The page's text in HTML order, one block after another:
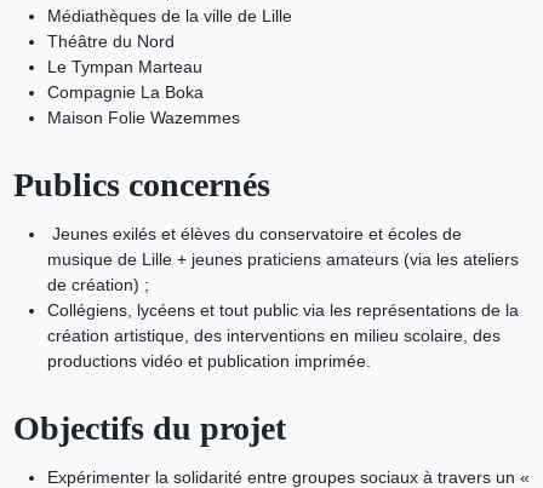
Médiathèques de la ville de Lille
Théâtre du Nord
Le Tympan Marteau
Compagnie La Boka
Maison Folie Wazemmes
Publics concernés
Jeunes exilés et élèves du conservatoire et écoles de
musique de Lille + jeunes praticiens amateurs (via les ateliers
de création) ;
Collégiens, lycéens et tout public via les représentations de la
création artistique, des interventions en milieu scolaire, des
productions vidéo et publication imprimée.
Objectifs du projet
Expérimenter la solidarité entre groupes sociaux à travers un «